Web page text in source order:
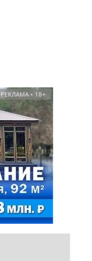
РЕКЛАМА • 18+